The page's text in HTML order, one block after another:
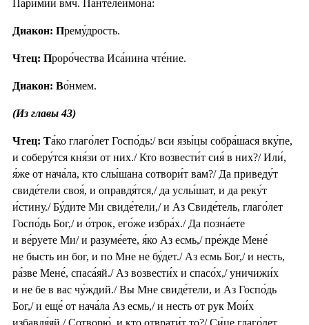
Парими́и вмч. Пантелеи́мона:
Диакон: Прему́дрость.
Чтец: Проро́чества Иса́иина чте́ние.
Диакон: Во́нмем.
(Из главы 43)
Чтец: Та́ко глаго́лет Госпо́дь:/ вси язы́цы собра́шася вку́пе,
и соберу́тся кня́зи от них./ Кто возвести́т сия́ в них?/ Или́,
я́же от нача́ла, кто слы́шана сотвори́т вам?/ Да приведу́т
свиде́тели своя́, и оправдя́тся,/ да услы́шат, и да реку́т
и́стину./ Бу́дите Ми свиде́тели,/ и Аз Свиде́тель, глаго́лет
Госпо́дь Бог,/ и о́трок, его́же избра́х./ Да позна́ете
и ве́руете Ми/ и разуме́ете, я́ко Аз есмь,/ пре́жде Мене́
не бысть ин бог, и по Мне не бу́дет./ Аз есмь Бог,/ и несть,
ра́зве Мене́, спаса́яй./ Аз возвести́х и спасо́х,/ уничижи́х
и не бе в вас чу́ждий./ Вы Мне свиде́тели, и Аз Госпо́дь
Бог,/ и еще́ от нача́ла Аз есмь,/ и несть от рук Мои́х